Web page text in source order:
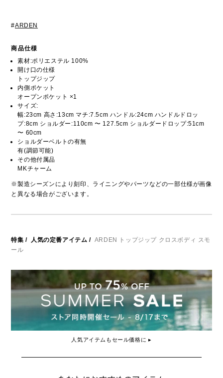
#ARDEN
商品仕様
素材:ポリエステル 100%
開け口の仕様
トップジップ
内側ポケット
オープンポケット ×1
サイズ:
幅:23cm 高さ:13cm マチ:7.5cm ハンドル:24cm ハンドルドロッ
プ:8cm ショルダー:110cm 〜 127.5cm ショルダードロップ:51cm
〜 60cm
ショルダーベルトの有無
有(調節可能)
その他付属品
MKチャーム
※製造シーズンにより刻印、ライニングやパーツなどの一部仕様が画像
と異なる場合がございます。
特集 / 人気の定番アイテム / ARDEN トップジップ クロスボディ スモ
ール
人気アイテムもセール価格に ▸